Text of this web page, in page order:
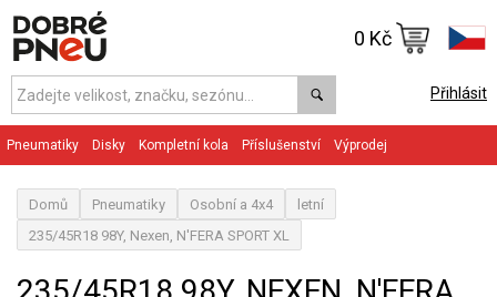
Přihlásit
0 Kč
Pneumatiky Disky Kompletní kola Příslušenství Výprodej
Domů Pneumatiky Osobní a 4x4
letní
235/45R18 98Y, Nexen, N'FERA SPORT XL